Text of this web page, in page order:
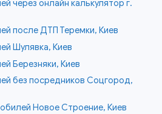
через онлайн калькулятор г.
после ДТП Теремки, Киев
Шулявка, Киев
Березняки, Киев
без посредников Соцгород,
Новое Строение, Киев